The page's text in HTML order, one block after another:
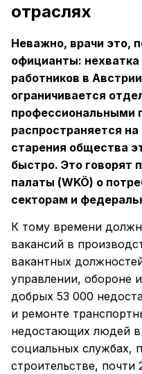
отраслях
Неважно, врачи это,
официанты:
работников в
ограничивается
профессиональными
распространяется
старения общества
быстро. Это говорят
палаты (WKÖ) о
секторам и
К тому времени
вакансий в
вакантных
управлении, обороне
добрых 53 000
и ремонте
недостающих людей в
социальных службах,
строительстве, почти